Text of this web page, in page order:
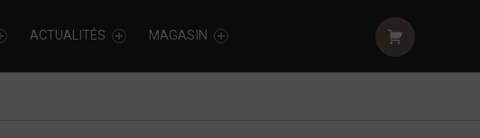
ACTUALITÉS MAGASIN